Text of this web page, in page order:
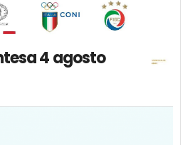
4 agosto